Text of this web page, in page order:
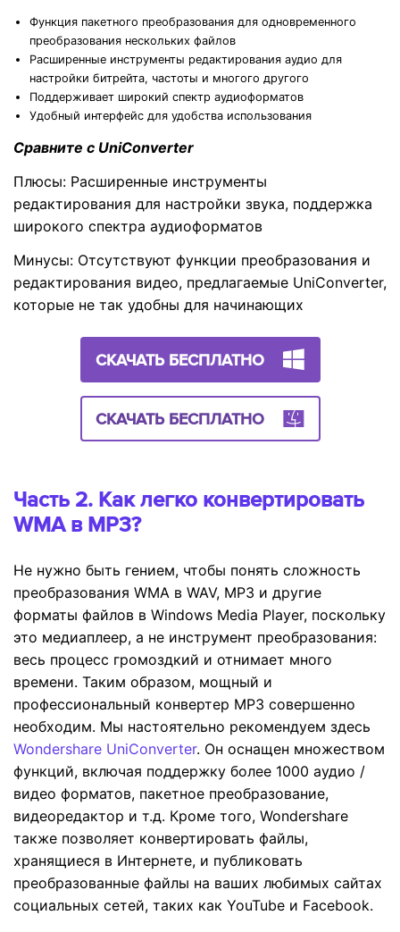
Функция пакетного преобразования для одновременного
преобразования нескольких файлов
Расширенные инструменты редактирования аудио для
настройки битрейта, частоты и многого другого
Поддерживает широкий спектр аудиоформатов
Удобный интерфейс для удобства использования
Сравните с UniConverter
Плюсы: Расширенные инструменты
редактирования для настройки звука, поддержка
широкого спектра аудиоформатов
Минусы: Отсутствуют функции преобразования и
редактирования видео, предлагаемые UniConverter,
которые не так удобны для начинающих
СКАЧАТЬ БЕСПЛАТНО
СКАЧАТЬ БЕСПЛАТНО
Часть 2. Как легко конвертировать
WMA в MP3?
Не нужно быть гением, чтобы понять сложность
преобразования WMA в WAV, MP3 и другие
форматы файлов в Windows Media Player, поскольку
это медиаплеер, а не инструмент преобразования:
весь процесс громоздкий и отнимает много
времени. Таким образом, мощный и
профессиональный конвертер MP3 совершенно
необходим. Мы настоятельно рекомендуем здесь
Wondershare UniConverter. Он оснащен множеством
функций, включая поддержку более 1000 аудио /
видео форматов, пакетное преобразование,
видеоредактор и т.д. Кроме того, Wondershare
также позволяет конвертировать файлы,
хранящиеся в Интернете, и публиковать
преобразованные файлы на ваших любимых сайтах
социальных сетей, таких как YouTube и Facebook.